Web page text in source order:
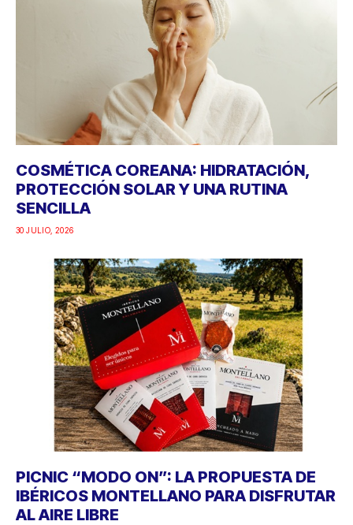
COSMÉTICA COREANA: HIDRATACIÓN,
PROTECCIÓN SOLAR Y UNA RUTINA
SENCILLA
30 JULIO, 2026
PICNIC “MODO ON”: LA PROPUESTA DE
IBÉRICOS MONTELLANO PARA DISFRUTAR
AL AIRE LIBRE